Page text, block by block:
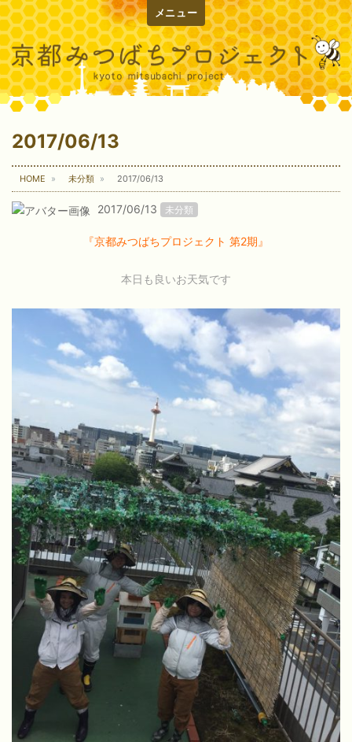
メニュー
2017/06/13
HOME 未分類 2017/06/13
2017/06/13 未分類
『京都みつばちプロジェクト 第2期』
本日も良いお天気です